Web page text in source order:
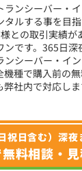
件をリセット
ランシーバー・
タルする事を目
との取引実績が
ンです。365日深
ンシーバー・イ
機種で購入前の
弊社内で対応し
祝日含む）深夜
料相談・見